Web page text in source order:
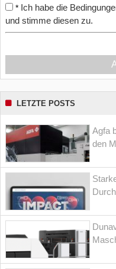
* Ich habe die
und stimme diesen zu.
LETZTE POSTS
Agfa
den